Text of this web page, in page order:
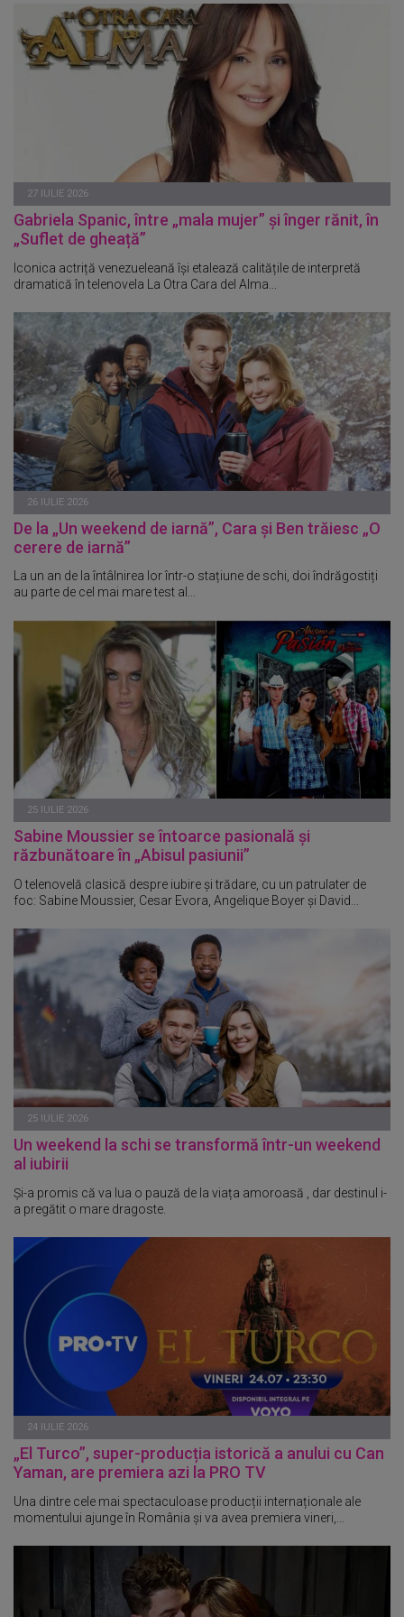
27 IULIE 2026
Gabriela Spanic, între „mala mujer” și înger rănit, în
„Suflet de gheață”
Iconica actriță venezueleană își etalează calitățile de interpretă
dramatică în telenovela La Otra Cara del Alma...
26 IULIE 2026
De la „Un weekend de iarnă”, Cara și Ben trăiesc „O
cerere de iarnă”
La un an de la întâlnirea lor într-o stațiune de schi, doi îndrăgostiți
au parte de cel mai mare test al...
25 IULIE 2026
Sabine Moussier se întoarce pasională și
răzbunătoare în „Abisul pasiunii”
O telenovelă clasică despre iubire și trădare, cu un patrulater de
foc: Sabine Moussier, Cesar Evora, Angelique Boyer și David...
25 IULIE 2026
Un weekend la schi se transformă într-un weekend
al iubirii
Și-a promis că va lua o pauză de la viața amoroasă , dar destinul i-
a pregătit o mare dragoste.
24 IULIE 2026
„El Turco”, super-producția istorică a anului cu Can
Yaman, are premiera azi la PRO TV
Una dintre cele mai spectaculoase producții internaționale ale
momentului ajunge în România și va avea premiera vineri,...